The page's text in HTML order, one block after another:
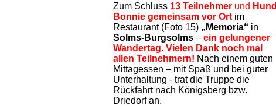
Zum Schluss 13 Teilnehmer und Hund
Bonnie gemeinsam vor Ort im
Restaurant (Foto 15) „Memoria“ in
Solms-Burgsolms –ein gelungener
Wandertag. Vielen Dank noch mal
allen Teilnehmern! Nach einem guten
Mittagessen – mit Spaß und bei guter
Unterhaltung - trat die Truppe die
Rückfahrt nach Königsberg bzw.
Driedorf an.